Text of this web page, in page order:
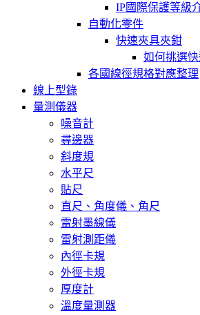
IP國際保護等級
自動化零件
快速夾具夾鉗
如何挑選快
各國線徑規格對應整理
線上型錄
量測儀器
噪音計
尋邊器
斜度規
水平尺
貼尺
直尺、角度儀、角尺
雷射墨線儀
雷射測距儀
內徑卡規
外徑卡規
厚度計
溫度量測器